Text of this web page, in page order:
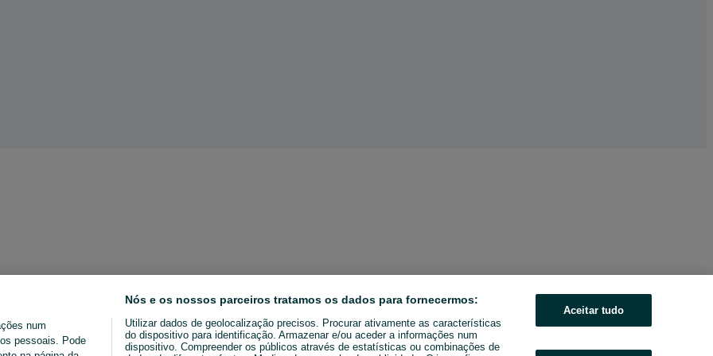
num
pessoais. Pode
Nós e os nossos parceiros tratamos os dados para fornecermos:
Utilizar dados de geolocalização precisos. Procurar ativamente as características
do dispositivo para identificação. Armazenar e/ou aceder a informações num
dispositivo. Compreender os públicos através de estatísticas ou combinações de
Aceitar tudo